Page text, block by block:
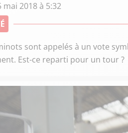
mai 2018 à 5:32
sont appelés à un vote
Est-ce reparti pour un tour ?